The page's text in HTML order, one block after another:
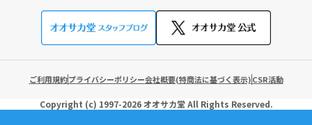
ご利用規約プライバシーポリシー会社概要(特商法に基づく表示)CSR活動
Copyright (c) 1997-2026 オオサカ堂All Rights Reserved.